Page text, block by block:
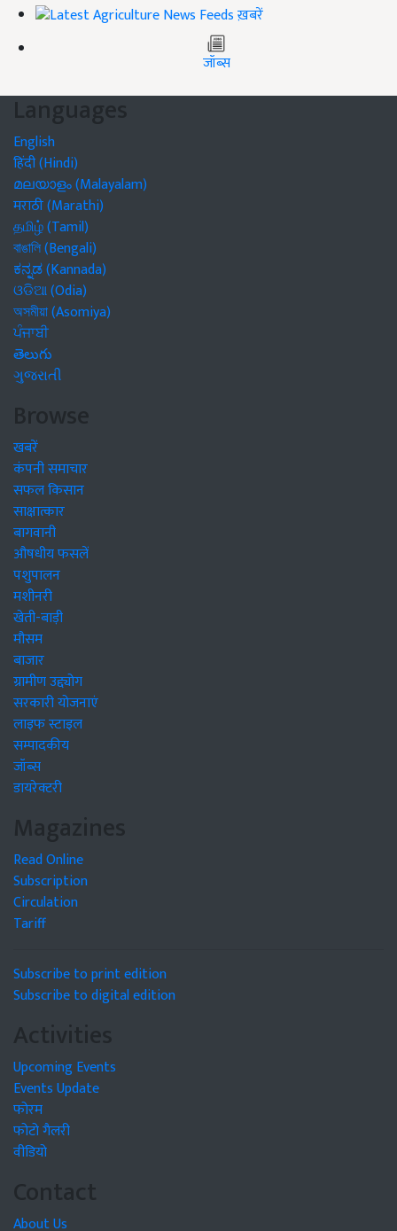
ख़बरें
जॉब्स
Languages
English
हिंदी (Hindi)
മലയാളം (Malayalam)
मराठी (Marathi)
தமிழ் (Tamil)
বাঙালি (Bengali)
ಕನ್ನಡ (Kannada)
ଓଡିଆ (Odia)
অসমীয়া (Asomiya)
ਪੰਜਾਬੀ
తెలుగు
ગુજરાતી
Browse
खबरें
कंपनी समाचार
सफल किसान
साक्षात्कार
बागवानी
औषधीय फसलें
पशुपालन
मशीनरी
खेती-बाड़ी
मौसम
बाजार
ग्रामीण उद्द्योग
सरकारी योजनाएं
लाइफ स्टाइल
सम्पादकीय
जॉब्स
डायरेक्टरी
Magazines
Read Online
Subscription
Circulation
Tariff
Subscribe to print edition
Subscribe to digital edition
Activities
Upcoming Events
Events Update
फोरम
फोटो गैलरी
वीडियो
Contact
About Us